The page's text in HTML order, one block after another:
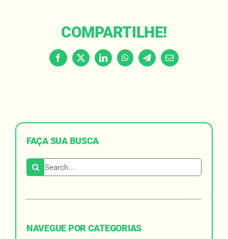
COMPARTILHE!
Facebook
X LinkedInWhatsAppTelegramEmail
FAÇA SUA BUSCA
Search for:
NAVEGUE POR CATEGORIAS